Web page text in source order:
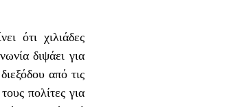
ότι χιλιάδες
διψάει για
από τις
πολίτες για